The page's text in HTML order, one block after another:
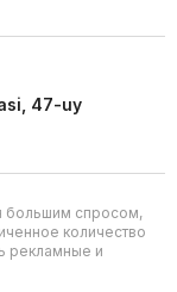
47-uy
большим спросом,
количество
рекламные и